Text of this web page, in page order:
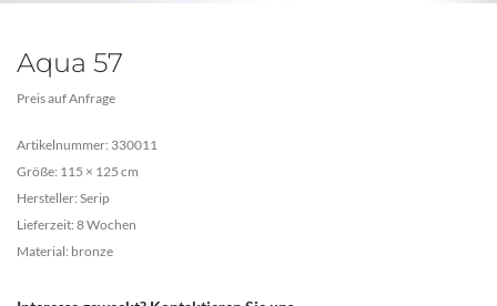
Aqua 57
Preis auf Anfrage
Artikelnummer: 330011
Größe: 115 × 125 cm
Hersteller: Serip
Lieferzeit: 8 Wochen
Material: bronze